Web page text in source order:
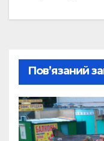
Пов’язаний